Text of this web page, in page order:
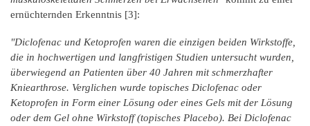
ernüchternden Erkenntnis [3]:
"Diclofenac und Ketoprofen waren die einzigen beiden Wirkstoffe,
die in hochwertigen und langfristigen Studien untersucht wurden,
überwiegend an Patienten über 40 Jahren mit schmerzhafter
Kniearthrose. Verglichen wurde topisches Diclofenac oder
Ketoprofen in Form einer Lösung oder eines Gels mit der Lösung
oder dem Gel ohne Wirkstoff (topisches Placebo). Bei Diclofenac